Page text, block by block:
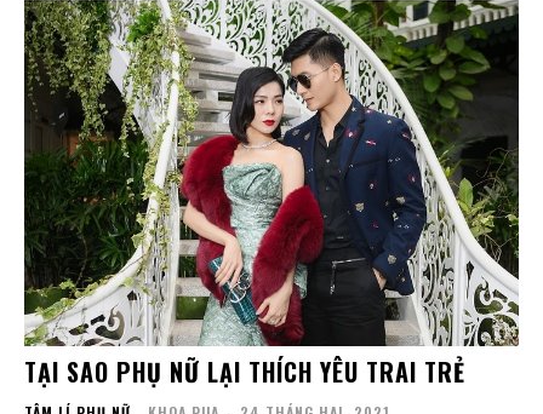
TẠI SAO PHỤ NỮ LẠI THÍCH YÊU TRAI TRẺ